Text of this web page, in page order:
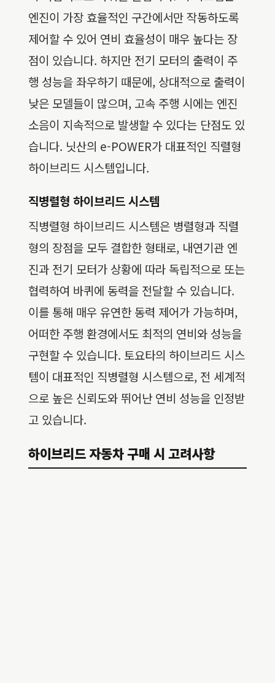
엔진이 가장 효율적인 구간에서만 작동하도록
제어할 수 있어 연비 효율성이 매우 높다는 장
점이 있습니다. 하지만 전기 모터의 출력이 주
행 성능을 좌우하기 때문에, 상대적으로 출력이
낮은 모델들이 많으며, 고속 주행 시에는 엔진
소음이 지속적으로 발생할 수 있다는 단점도 있
습니다. 닛산의 e-POWER가 대표적인 직렬형
하이브리드 시스템입니다.
직병렬형 하이브리드 시스템
직병렬형 하이브리드 시스템은 병렬형과 직렬
형의 장점을 모두 결합한 형태로, 내연기관 엔
진과 전기 모터가 상황에 따라 독립적으로 또는
협력하여 바퀴에 동력을 전달할 수 있습니다.
이를 통해 매우 유연한 동력 제어가 가능하며,
어떠한 주행 환경에서도 최적의 연비와 성능을
구현할 수 있습니다. 토요타의 하이브리드 시스
템이 대표적인 직병렬형 시스템으로, 전 세계적
으로 높은 신뢰도와 뛰어난 연비 성능을 인정받
고 있습니다.
하이브리드 자동차 구매 시 고려사항